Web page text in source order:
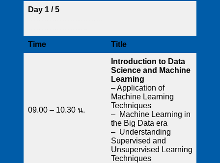
Day 1 / 5
Time Title
09.00 – 10.30 น.
Introduction to Data
Science and Machine
Learning
– Application of
Machine Learning
Techniques
– Machine Learning in
the Big Data era
– Understanding
Supervised and
Unsupervised Learning
Techniques